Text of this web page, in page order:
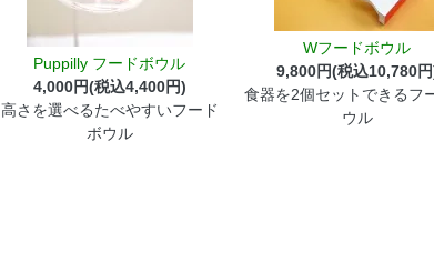
Puppilly フードボウル
4,000円(税込4,400円)
高さを選べるたべやすいフード
ボウル
Wフードボウル
9,800円(税込10,780
食器を2個セットできるフ
ウル